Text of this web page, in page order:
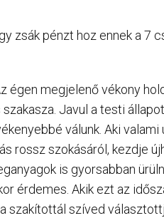
zsák pénzt hoz ennek a 7
égen megjelenő vékony
Javul a testi
válunk. Aki
rossz szokásáról, kezdje
is gyorsabban
érdemes. Akik ezt az
szakítottál szíved